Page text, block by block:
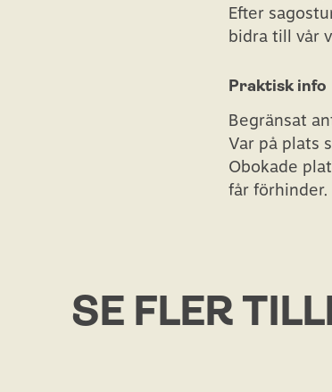
Efter
bidra till vår
Praktisk info
Begränsat
Var på plats
Obokade
får
SE FLER